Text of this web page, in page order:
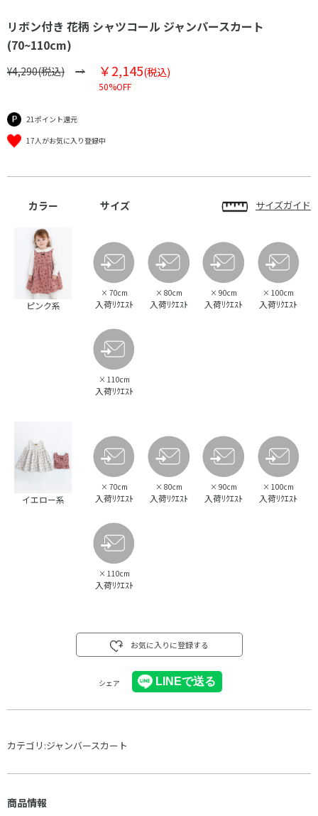
リボン付き 花柄 シャツコール ジャンパースカート
(70~110cm)
¥4,290(税込) ￥2,145(税込)
50%OFF
21ポイント還元
17人がお気に入り登録中
カラー サイズ サイズガイド
ピンク系
× 70cm
入荷ﾘｸｴｽﾄ
× 80cm
入荷ﾘｸｴｽﾄ
× 90cm
入荷ﾘｸｴｽﾄ
× 100cm
入荷ﾘｸｴｽﾄ
× 110cm
入荷ﾘｸｴｽﾄ
イエロー系
× 70cm
入荷ﾘｸｴｽﾄ
× 80cm
入荷ﾘｸｴｽﾄ
× 90cm
入荷ﾘｸｴｽﾄ
× 100cm
入荷ﾘｸｴｽﾄ
× 110cm
入荷ﾘｸｴｽﾄ
お気に入りに登録する
シェア
カテゴリ:ジャンバースカート
商品情報